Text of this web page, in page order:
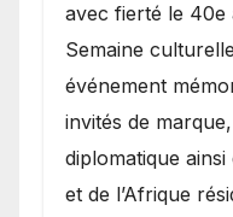
avec fierté le 40e
Semaine
événement
invités de
diplomatique ainsi
et de l’Afrique